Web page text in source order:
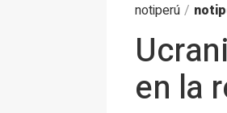
notiperú /
en la